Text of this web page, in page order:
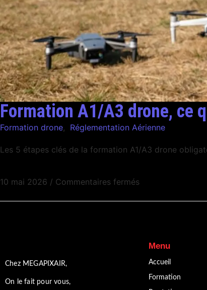
Formation A1/A3 drone, ce
Formation drone, Réglementation Aérienne
Les 5 étapes clés de la formation A1/A3 drone
10 mai 2026 / Commentaires fermés
Chez MEGAPIXAIR,
On le fait pour vous,
Menu
Accueil
Formation